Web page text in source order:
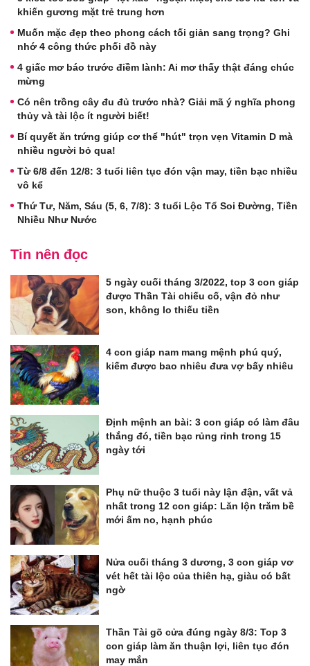
khiến gương mặt trẻ trung hơn
Muốn mặc đẹp theo phong cách tối giản sang trọng? Ghi
nhớ 4 công thức phối đồ này
4 giấc mơ báo trước điềm lành: Ai mơ thấy thật đáng chúc
mừng
Có nên trồng cây đu đủ trước nhà? Giải mã ý nghĩa phong
thủy và tài lộc ít người biết!
Bí quyết ăn trứng giúp cơ thể "hút" trọn vẹn Vitamin D mà
nhiều người bỏ qua!
Từ 6/8 đến 12/8: 3 tuổi liên tục đón vận may, tiền bạc nhiều
vô kể
Thứ Tư, Năm, Sáu (5, 6, 7/8): 3 tuổi Lộc Tổ Soi Đường, Tiền
Nhiều Như Nước
Tin nên đọc
5 ngày cuối tháng 3/2022, top 3 con giáp
được Thần Tài chiếu cố, vận đỏ như
son, không lo thiếu tiền
4 con giáp nam mang mệnh phú quý,
kiếm được bao nhiêu đưa vợ bấy nhiêu
Định mệnh an bài: 3 con giáp có làm đâu
thắng đó, tiền bạc rủng rỉnh trong 15
ngày tới
Phụ nữ thuộc 3 tuổi này lận đận, vất vả
nhất trong 12 con giáp: Lăn lộn trăm bề
mới ấm no, hạnh phúc
Nửa cuối tháng 3 dương, 3 con giáp vơ
vét hết tài lộc của thiên hạ, giàu có bất
ngờ
Thần Tài gõ cửa đúng ngày 8/3: Top 3
con giáp làm ăn thuận lợi, liên tục đón
may mắn